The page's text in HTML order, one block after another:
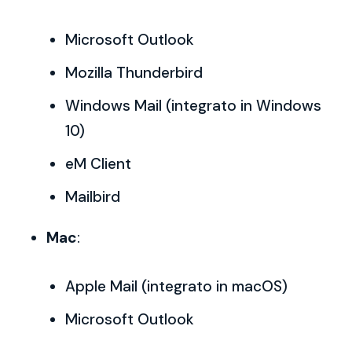
Microsoft Outlook
Mozilla Thunderbird
Windows Mail (integrato in Windows
10)
eM Client
Mailbird
Mac:
Apple Mail (integrato in macOS)
Microsoft Outlook